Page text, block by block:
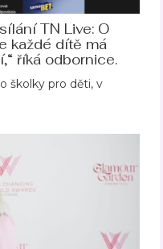
TN Live: O
každé dítě má
říká odbornice.
školky pro děti, v